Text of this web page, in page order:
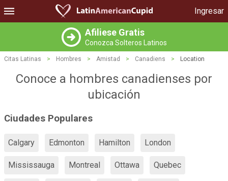
Ingresar
Afiliese Gratis
Conozca Solteros Latinos
Citas Latinas > Hombres > Amistad > Canadiens > Location
Conoce a hombres canadienses por
ubicación
Ciudades Populares
Calgary Edmonton Hamilton London
Mississauga Montreal Ottawa Quebec